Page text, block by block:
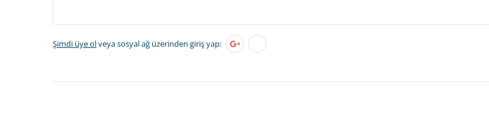
Şimdi üye olveya sosyal ağ üzerinden giriş yap: